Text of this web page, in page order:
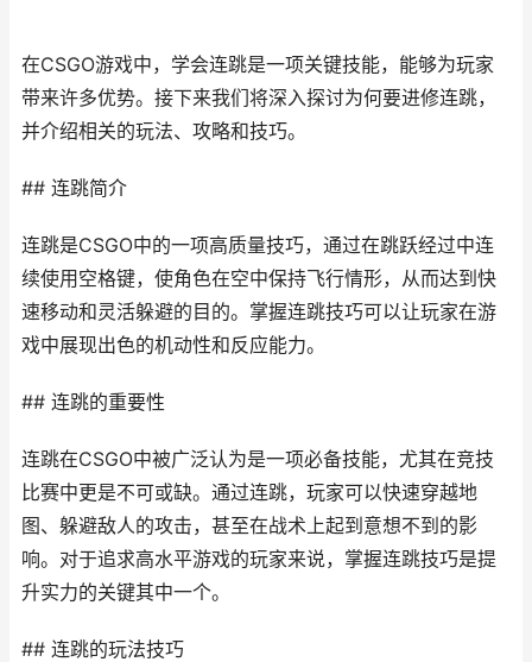
在CSGO游戏中，学会连跳是一项关键技能，能够为玩家
带来许多优势。接下来我们将深入探讨为何要进修连跳，
并介绍相关的玩法、攻略和技巧。
## 连跳简介
连跳是CSGO中的一项高质量技巧，通过在跳跃经过中连
续使用空格键，使角色在空中保持飞行情形，从而达到快
速移动和灵活躲避的目的。掌握连跳技巧可以让玩家在游
戏中展现出色的机动性和反应能力。
## 连跳的重要性
连跳在CSGO中被广泛认为是一项必备技能，尤其在竞技
比赛中更是不可或缺。通过连跳，玩家可以快速穿越地
图、躲避敌人的攻击，甚至在战术上起到意想不到的影
响。对于追求高水平游戏的玩家来说，掌握连跳技巧是提
升实力的关键其中一个。
## 连跳的玩法技巧